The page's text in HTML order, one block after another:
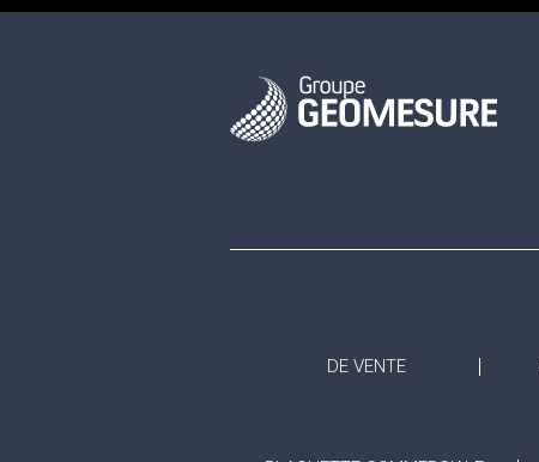
DE VENTE